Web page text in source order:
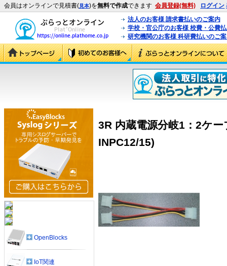
会員はオンラインで見積書(見本)を無料で作成できます 会員登録(無料) ログイン
法人のお客様 請求書払いのご案内
学校・官公庁のお客様 校費・公費
研究機関のお客様 科研費払いのご
3R 内蔵電源分岐1：2ケ
INPC12/15)
OpenBlocks
IoT関連